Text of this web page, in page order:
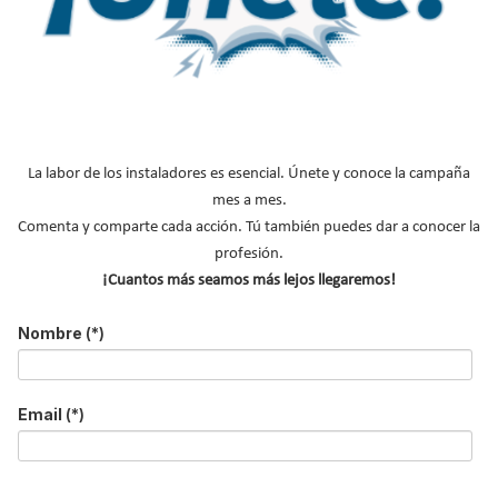
Suscríbete a
nuestros boletines
Y RECIBE EN TU EMAIL TODA LA
La labor de los instaladores es esencial. Únete y conoce la campaña
mes a mes.
Comenta y comparte cada acción. Tú también puedes dar a conocer la
profesión.
¡Cuantos más seamos más lejos llegaremos!
Nombre (*)
Email (*)